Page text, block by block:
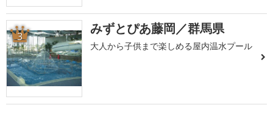
3 みずとぴあ藤岡／群馬県
大人から子供まで楽しめる屋内温水プール